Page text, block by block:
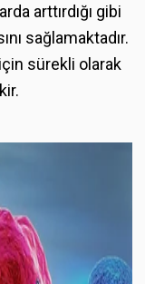
arttırdığı gibi
sağlamaktadır.
sürekli olarak